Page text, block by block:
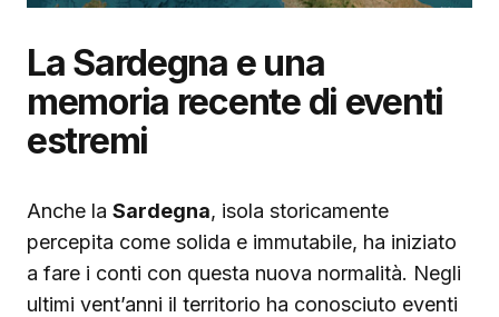
La Sardegna e una
memoria recente di eventi
estremi
Anche la Sardegna, isola storicamente
percepita come solida e immutabile, ha iniziato
a fare i conti con questa nuova normalità. Negli
ultimi vent’anni il territorio ha conosciuto eventi